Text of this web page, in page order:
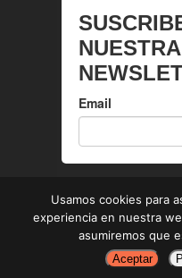
© 2026 V.E.S.O.
facebook
linkedinyoutube
Usamos cookies para
experiencia en nuestra
asumiremos que
Aceptar